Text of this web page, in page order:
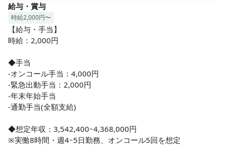
給与・賞与
時給2,000円〜
【給与・手当】
時給：2,000円
◆手当
-オンコール手当：4,000円
-緊急出動手当：2,000円
-年末年始手当
-通勤手当(全額支給)
◆想定年収：3,542,400ｰ4,368,000円
※実働8時間・週4ｰ5日勤務、オンコール5回を想定